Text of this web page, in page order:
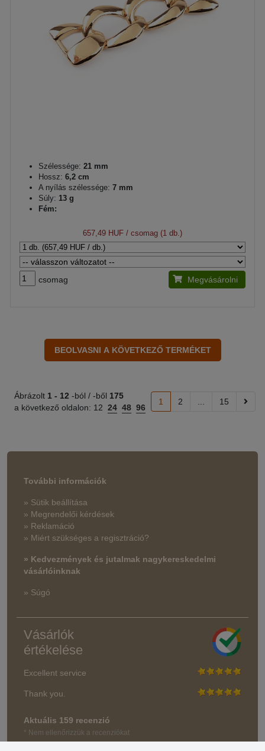
Szélessége: 21 mm
Hossz: 6,2 cm
A nyílás szélessége: 7 mm
Súly: 13 g
Fém:
657,49 HUF / csomag (1 db.)
csomag Megvásárolni
Ábrázolt 1 - 12 -ból / -ből 175
a következő oldalon: 12 24 48 96
1 2 15
További információk
» Sütik beállítása
» Megrendelői kérdések
» Reklamáció
» Miért szükséges a regisztráció?
» Kedvezmények és jutalmak nagykereskedelmi
vásárlóinknak
» Súgó
Vásárlók
értékelése
Excellent service
Thank you.
Aktuális 159 recenzió
* Nem ellenőrizzük a recenziókat